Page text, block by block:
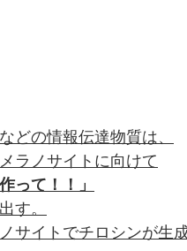
どの情報伝達物質は、
ラノサイトに向けて
って！！」
す。
サイトでチロシンが生